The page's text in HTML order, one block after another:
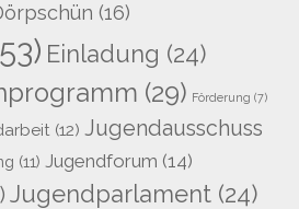
(16)
Einladung (24)
(29) Förderung (7)
(12) Jugendausschuss
(11) Jugendforum (14)
Jugendparlament (24)